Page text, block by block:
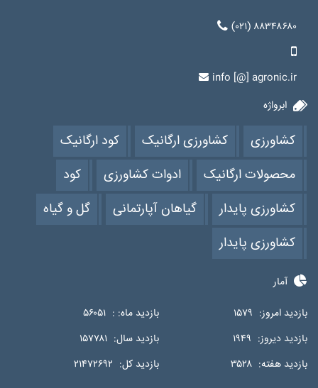
(۰۲۱) ۸۸۳۴۸۶۸۰
info [@] agronic.ir
ابرواژه
کشاورزی کشاورزی ارگانیک
کود ارگانیک
محصولات ارگانیک
ادوات کشاورزی
کود
کشاورزی پایدار
گیاهان آپارتمانی
گل و گیاه
کشاورزی پایدار
آمار
بازدید امروز: ۱۵۷۹ بازدید ماه: : ۵۶۰۵۱
بازدید دیروز: ۱۹۴۹ بازدید سال: ۱۵۷۷۸۱
بازدید هفته: ۳۵۲۸ بازدید کل: ۲۱۴۷۲۶۹۲